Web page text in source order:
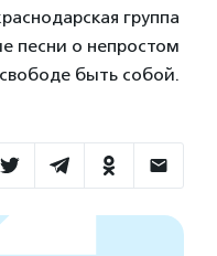
группа
песни о непростом
быть собой.